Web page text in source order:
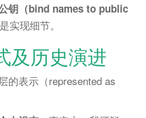
钥（bind names to public
实现细节。
及历史演进
的表示（represented as